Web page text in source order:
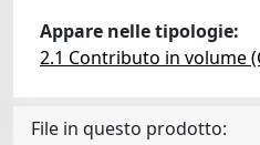
Appare nelle tipologie:
2.1 Contributo in volume
File in questo prodotto: